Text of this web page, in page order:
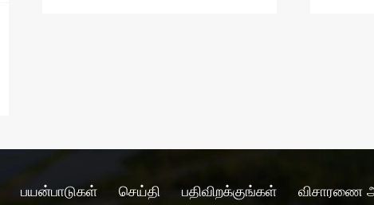
பயன்பாடுகள் செய்தி பதிவிறக்குங்கள்
விசாரணை